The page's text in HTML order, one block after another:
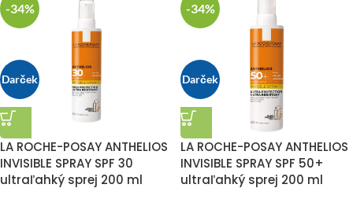
Darček
-34%
LA ROCHE-POSAY ANTHELIOS
INVISIBLE SPRAY SPF 30
ultraľahký sprej 200 ml
Darček
-34%
LA ROCHE-POSAY ANTHELIOS
INVISIBLE SPRAY SPF 50+
ultraľahký sprej 200 ml